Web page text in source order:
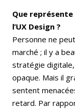
Que représente
l’UX Design ?
Personne ne
marché ; il y a
stratégie
opaque. Mais il
sentent
retard. Par